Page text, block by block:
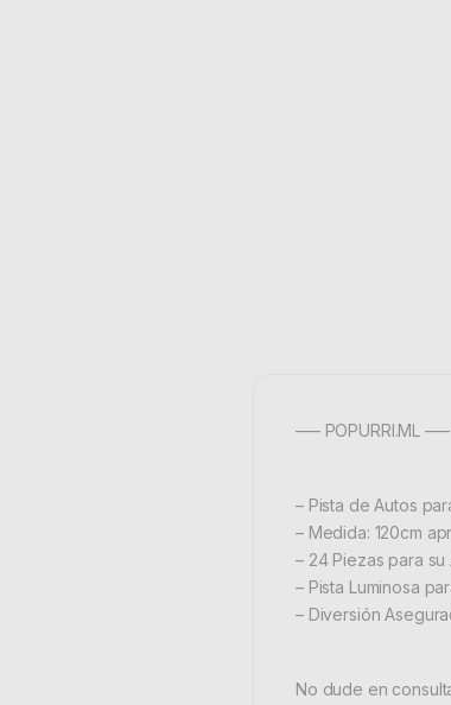
—– POPURRI.ML —–
– Pista de Autos
– Medida: 120cm
– 24 Piezas para su
– Pista Luminosa
– Diversión
No dude en